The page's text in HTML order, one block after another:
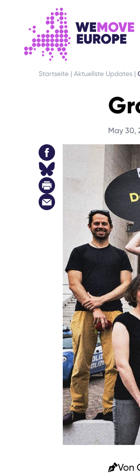
GEHEN SIE ZUM HAUPTINHALT
ZUR FUSSZEILENNAVIGATION
Startseite | Aktuellste Updates |
May 30,
Von